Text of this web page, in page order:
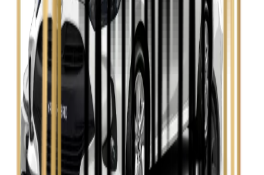
Skoda Fabia
Zobacz
Skoda Kamiq
Zobacz
Skoda Octavia
Zobacz
Toyota Avensis